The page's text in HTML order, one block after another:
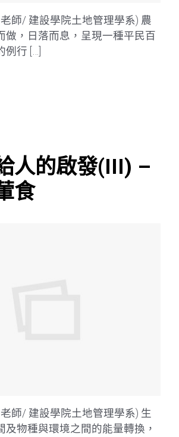
師/ 建設學院土地管理學系) 農
做，日落而息，呈現一種平民百
例行 […]
人的啟發(III) –
食
師/ 建設學院土地管理學系) 生
及物種與環境之間的能量轉換，